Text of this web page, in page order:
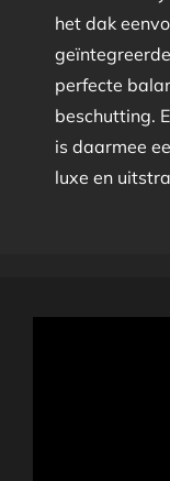
het dak
perfecte
beschutting.
is daarmee
luxe en